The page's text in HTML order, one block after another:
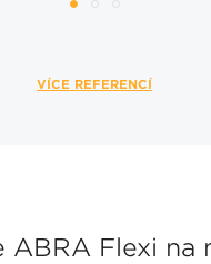
VÍCE REFERENCÍ
ABRA Flexi na